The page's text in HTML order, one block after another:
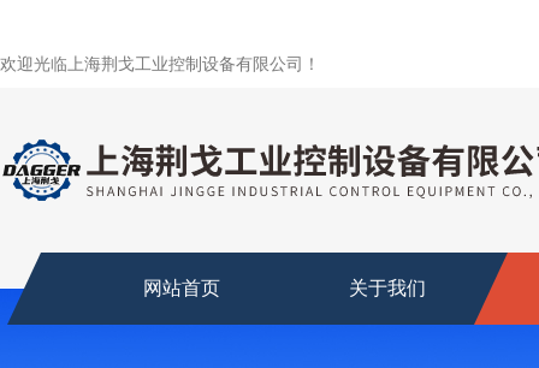
欢迎光临上海荆戈工业控制设备有限公司！
网站首页 关于我们